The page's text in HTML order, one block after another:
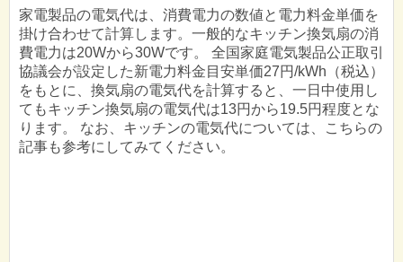
家電製品の電気代は、消費電力の数値と電力料金単価を
掛け合わせて計算します。一般的なキッチン換気扇の消
費電力は20Wから30Wです。 全国家庭電気製品公正取引
協議会が設定した新電力料金目安単価27円/kWh（税込）
をもとに、換気扇の電気代を計算すると、一日中使用し
てもキッチン換気扇の電気代は13円から19.5円程度とな
ります。 なお、キッチンの電気代については、こちらの
記事も参考にしてみてください。